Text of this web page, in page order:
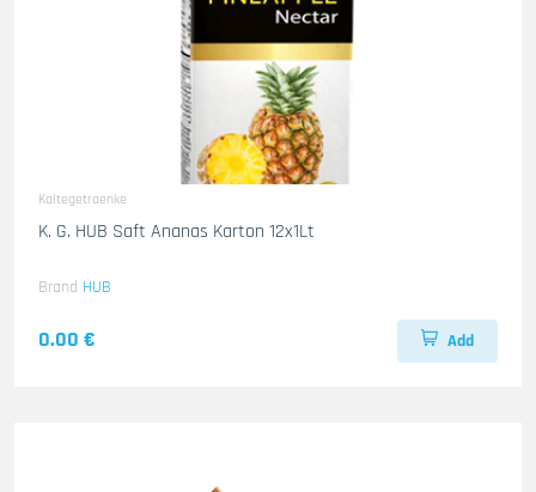
Kaltegetraenke
K. G. HUB Saft Ananas Karton 12x1Lt
Brand HUB
0.00 € Add